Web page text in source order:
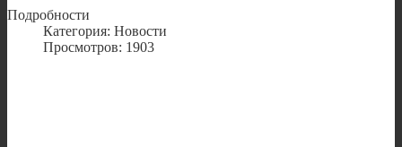
Подробности
Категория: Новости
Просмотров: 1903